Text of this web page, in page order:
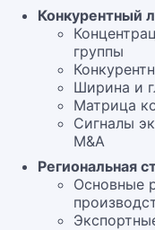
Конкурентный
группы
Ширина и
Матрица
Сигналы
M&A
Региональная
Основные